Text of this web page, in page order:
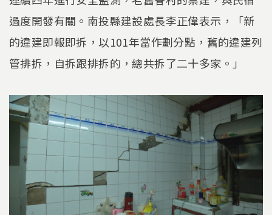
過度開發有關。南投縣建設處長李正偉表示，「新
的違建即報即拆，以101年當作劃分點，舊的違建列
管排拆，自拆跟排拆的，總共拆了二十多家。」